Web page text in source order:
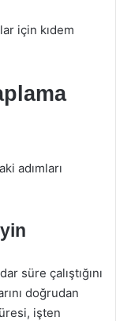
için kıdem
adımları
süre çalıştığını
doğrudan
işten